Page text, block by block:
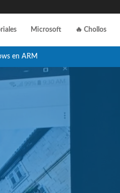
Microsoft 🔥 Chollos
en ARM